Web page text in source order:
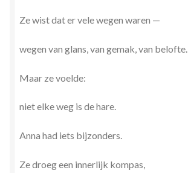
Ze wist dat er vele wegen waren —
wegen van glans, van gemak, van belofte.
Maar ze voelde:
niet elke weg is de hare.
Anna had iets bijzonders.
Ze droeg een innerlijk kompas,